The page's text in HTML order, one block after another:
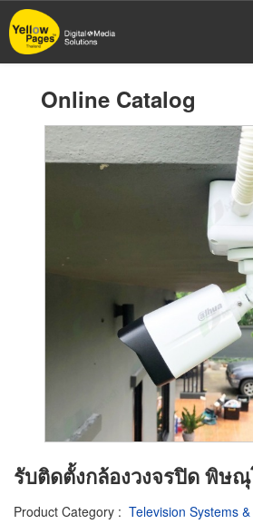
Skip
to
main
Online Catalog
รับติดตั้งกล้องวงจรปิด พิษ
Product Category : Television Systems